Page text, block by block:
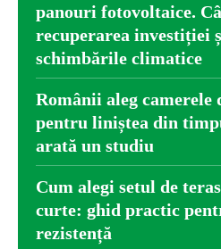
panouri fotovoltaice.
recuperarea investiției
schimbările climatice
Românii aleg camerele
pentru liniștea din
arată un studiu
Cum alegi setul de
curte: ghid practic
rezistență